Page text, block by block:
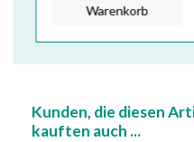
Warenkorb
Kunden, die diesen
kauften auch ...